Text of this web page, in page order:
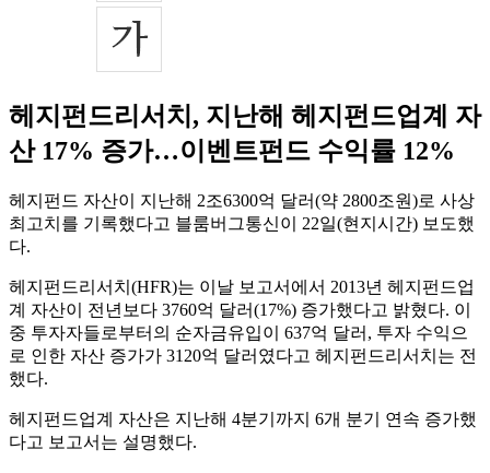
헤지펀드리서치, 지난해 헤지펀드업계 자
산 17% 증가…이벤트펀드 수익률 12%
헤지펀드 자산이 지난해 2조6300억 달러(약 2800조원)로 사상
최고치를 기록했다고 블룸버그통신이 22일(현지시간) 보도했
다.
헤지펀드리서치(HFR)는 이날 보고서에서 2013년 헤지펀드업
계 자산이 전년보다 3760억 달러(17%) 증가했다고 밝혔다. 이
중 투자자들로부터의 순자금유입이 637억 달러, 투자 수익으
로 인한 자산 증가가 3120억 달러였다고 헤지펀드리서치는 전
했다.
헤지펀드업계 자산은 지난해 4분기까지 6개 분기 연속 증가했
다고 보고서는 설명했다.